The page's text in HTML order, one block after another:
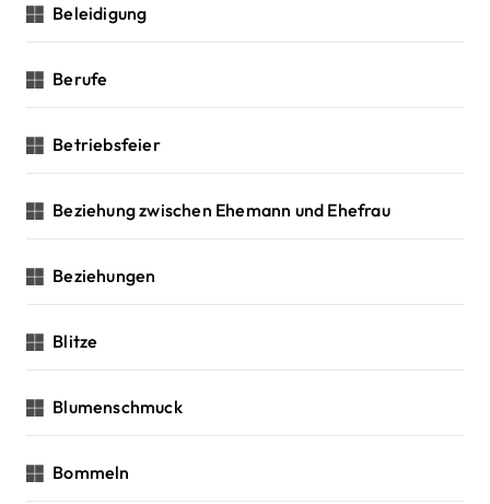
Beleidigung
Berufe
Betriebsfeier
Beziehung zwischen Ehemann und Ehefrau
Beziehungen
Blitze
Blumenschmuck
Bommeln